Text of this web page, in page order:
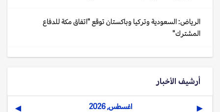
الرياض: السعودية وتركيا وباكستان توقع "اتفاق مكة للدفاع
المشترك"
أرشيف الأخبار
◀ اغسطس, 2026 ▶